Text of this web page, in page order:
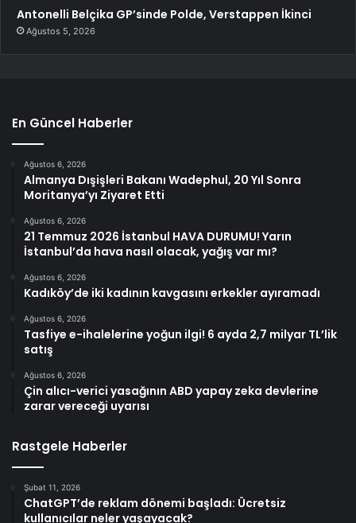
Antonelli Belçika GP’sinde Polde, Verstappen İkinci
Ağustos 5, 2026
En Güncel Haberler
Ağustos 6, 2026
Almanya Dışişleri Bakanı Wadephul, 20 Yıl Sonra
Moritanya’yı Ziyaret Etti
Ağustos 6, 2026
21 Temmuz 2026 İstanbul HAVA DURUMU! Yarın
İstanbul’da hava nasıl olacak, yağış var mı?
Ağustos 6, 2026
Kadıköy’de iki kadının kavgasını erkekler ayıramadı
Ağustos 6, 2026
Tasfiye e-ihalelerine yoğun ilgi! 6 ayda 2,7 milyar TL’lik
satış
Ağustos 6, 2026
Çin alıcı-verici yasağının ABD yapay zeka devlerine
zarar vereceği uyarısı
Rastgele Haberler
Şubat 11, 2026
ChatGPT’de reklam dönemi başladı: Ücretsiz
kullanıcılar neler yaşayacak?